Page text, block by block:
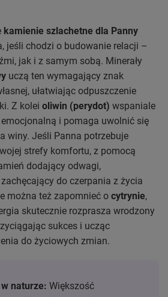
kamienie szlachetne dla Panny
jeśli chodzi o budowanie relacji –
jak i z samym sobą. Minerały
uczą ten wymagający znak
ułatwiając odpuszczenie
Z kolei oliwin (perydot) wspaniale
i pomaga uwolnić się
winy. Jeśli Panna potrzebuje
strefy komfortu, z pomocą
dodający odwagi,
do czerpania z życia
można też zapomnieć o cytrynie,
skutecznie rozprasza wrodzony
sukces i ucząc
do życiowych zmian.
naturze: Większość